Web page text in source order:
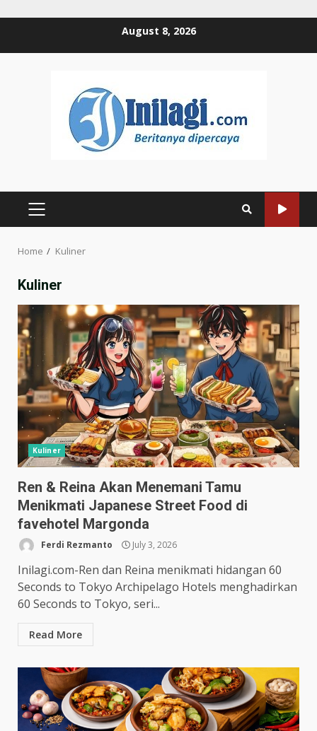
August 8, 2026
PRIMARY
Home Kuliner
Kuliner
Kuliner
Ren & Reina Akan Menemani Tamu
Menikmati Japanese Street Food di
favehotel Margonda
Ferdi Rezmanto July 3, 2026
Inilagi.com-Ren dan Reina menikmati hidangan 60
Seconds to Tokyo Archipelago Hotels menghadirkan
60 Seconds to Tokyo, seri...
Read More